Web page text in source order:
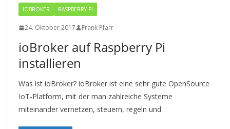
IOBROKER RASPBERRY PI
24. Oktober 2017 Frank Pfarr
ioBroker auf Raspberry Pi
installieren
Was ist ioBroker? ioBroker ist eine sehr gute OpenSource
IoT-Platform, mit der man zahlreiche Systeme
miteinander vernetzen, steuern, regeln und